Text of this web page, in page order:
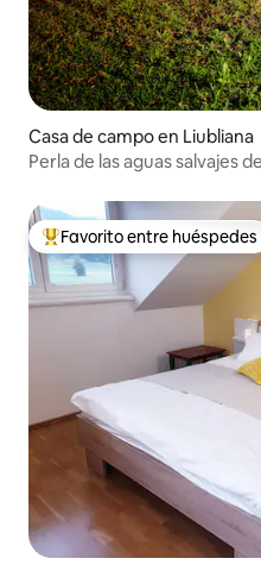
Casa de campo en Liubliana
Perla de las aguas salvajes
Favorito entre huéspedes
Favorito entre huéspedes